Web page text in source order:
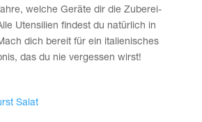
wel­che Gerä­te dir die Zube­rei­
Uten­si­li­en fin­dest du natür­lich in
dich bereit für ein ita­lie­ni­sches
das du nie ver­ges­sen wirst!